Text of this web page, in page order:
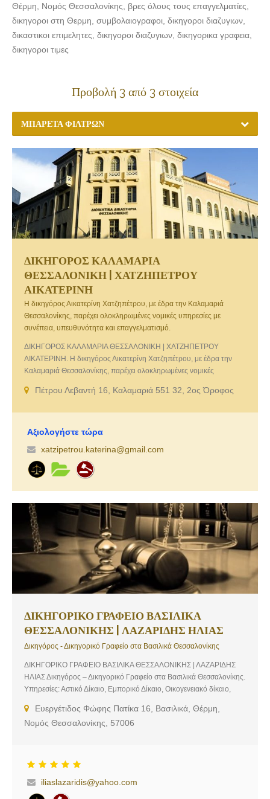
Θέρμη, Νομός Θεσσαλονίκης, βρες όλους τους επαγγελματίες,
δικηγοροι στη Θερμη, συμβολαιογραφοι, δικηγοροι διαζυγιων,
δικαστικοι επιμελητες, δικηγοροι διαζυγιων, δικηγορικα γραφεια,
δικηγοροι τιμες
Προβολή 3 από 3 στοιχεία
ΜΠΑΡΈΤΑ ΦΊΛΤΡΩΝ
ΔΙΚΗΓΟΡΟΣ ΚΑΛΑΜΑΡΙΑ
ΘΕΣΣΑΛΟΝΙΚΗ | ΧΑΤΖΗΠΕΤΡΟΥ
ΑΙΚΑΤΕΡΙΝΗ
Η δικηγόρος Αικατερίνη Χατζηπέτρου, με έδρα την Καλαμαριά
Θεσσαλονίκης, παρέχει ολοκληρωμένες νομικές υπηρεσίες με
συνέπεια, υπευθυνότητα και επαγγελματισμό.
ΔΙΚΗΓΟΡΟΣ ΚΑΛΑΜΑΡΙΑ ΘΕΣΣΑΛΟΝΙΚΗ | ΧΑΤΖΗΠΕΤΡΟΥ
ΑΙΚΑΤΕΡΙΝΗ. Η δικηγόρος Αικατερίνη Χατζηπέτρου, με έδρα την
Καλαμαριά Θεσσαλονίκης, παρέχει ολοκληρωμένες νομικές
πολυετή εμπειρία σε υποθέσεις αστικού, οικογενειακού, ποινικού και
υποστήριξη και η προστασία των δικαιωμάτων κάθε πελάτη, με
Πέτρου Λεβαντή 16, Καλαμαριά 551 32, 2ος Όροφος
Αξιολογήστε τώρα
xatzipetrou.katerina@gmail.com
ΔΙΚΗΓΟΡΙΚΟ ΓΡΑΦΕΙΟ ΒΑΣΙΛΙΚΑ
ΘΕΣΣΑΛΟΝΙΚΗΣ | ΛΑΖΑΡΙΔΗΣ ΗΛΙΑΣ
Δικηγόρος - Δικηγορικό Γραφείο στα Βασιλικά Θεσσαλονίκης
ΔΙΚΗΓΟΡΙΚΟ ΓΡΑΦΕΙΟ ΒΑΣΙΛΙΚΑ ΘΕΣΣΑΛΟΝΙΚΗΣ | ΛΑΖΑΡΙΔΗΣ
ΗΛΙΑΣ Δικηγόρος – Δικηγορικό Γραφείο στα Βασιλικά Θεσσαλονίκης.
Υπηρεσίες: Αστικό Δίκαιο, Εμπορικό Δίκαιο, Οικογενειακό δίκαιο,
Ευεργέτιδος Φώφης Πατίκα 16, Βασιλικά, Θέρμη,
Νομός Θεσσαλονίκης, 57006
iliaslazaridis@yahoo.com